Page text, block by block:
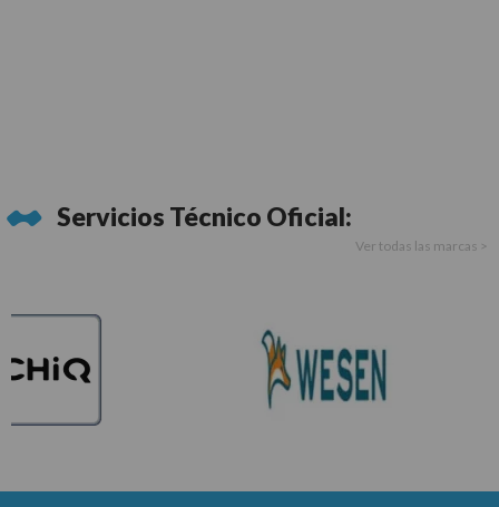
Servicios Técnico Oficial:
Ver todas las marcas >